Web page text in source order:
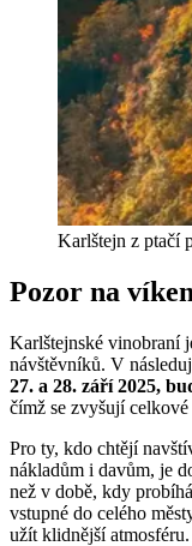
Karlštejn z ptačí
Pozor na
Karlštejnské vinobraní
návštěvníků. V
27. a 28. září 2025,
čímž se zvyšují
Pro ty, kdo chtějí
nákladům i davům, je
než v době, kdy
vstupné do celého
užít klidnější atmosféru.